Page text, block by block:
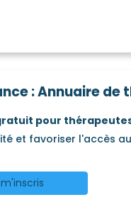
: Annuaire de
pour
et favoriser l'accès